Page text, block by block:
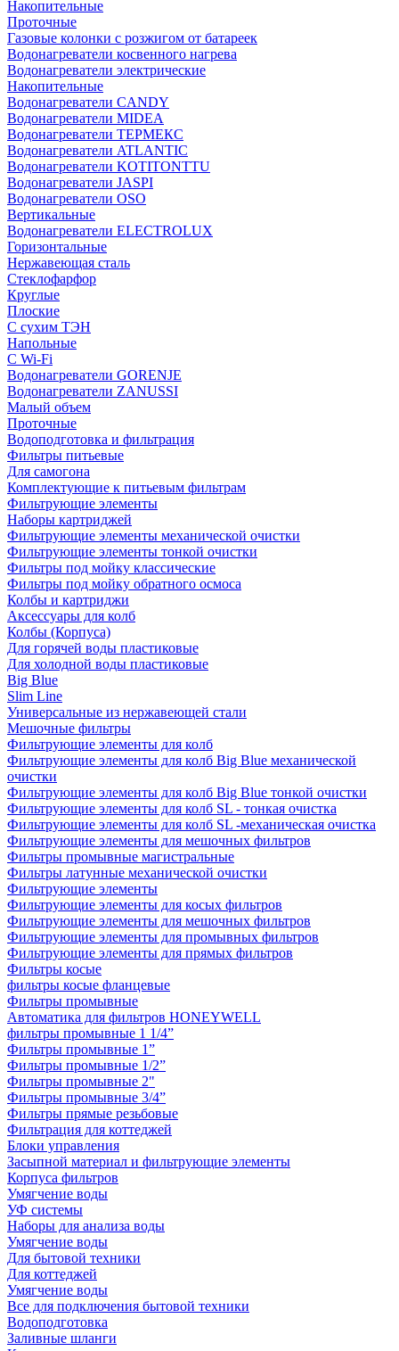
Накопительные
Проточные
Газовые колонки с розжигом от батареек
Водонагреватели косвенного нагрева
Водонагреватели электрические
Накопительные
Водонагреватели CANDY
Водонагреватели MIDEA
Водонагреватели ТЕРМЕКС
Водонагреватели ATLANTIC
Водонагреватели KOTITONTTU
Водонагреватели JASPI
Водонагреватели OSO
Вертикальные
Водонагреватели ELECTROLUX
Горизонтальные
Нержавеющая сталь
Стеклофарфор
Круглые
Плоские
С сухим ТЭН
Напольные
С Wi-Fi
Водонагреватели GORENJE
Водонагреватели ZANUSSI
Малый объем
Проточные
Водоподготовка и фильтрация
Фильтры питьевые
Для самогона
Комплектующие к питьевым фильтрам
Фильтрующие элементы
Наборы картриджей
Фильтрующие элементы механической очистки
Фильтрующие элементы тонкой очистки
Фильтры под мойку классические
Фильтры под мойку обратного осмоса
Колбы и картриджи
Аксессуары для колб
Колбы (Корпуса)
Для горячей воды пластиковые
Для холодной воды пластиковые
Big Blue
Slim Line
Универсальные из нержавеющей стали
Мешочные фильтры
Фильтрующие элементы для колб
Фильтрующие элементы для колб Big Blue механической
очистки
Фильтрующие элементы для колб Big Blue тонкой очистки
Фильтрующие элементы для колб SL - тонкая очистка
Фильтрующие элементы для колб SL -механическая очистка
Фильтрующие элементы для мешочных фильтров
Фильтры промывные магистральные
Фильтры латунные механической очистки
Фильтрующие элементы
Фильтрующие элементы для косых фильтров
Фильтрующие элементы для мешочных фильтров
Фильтрующие элементы для промывных фильтров
Фильтрующие элементы для прямых фильтров
Фильтры косые
фильтры косые фланцевые
Фильтры промывные
Автоматика для фильтров HONEYWELL
фильтры промывные 1 1/4”
Фильтры промывные 1”
Фильтры промывные 1/2”
Фильтры промывные 2"
Фильтры промывные 3/4”
Фильтры прямые резьбовые
Фильтрация для коттеджей
Блоки управления
Засыпной материал и фильтрующие элементы
Корпуса фильтров
Умягчение воды
УФ системы
Наборы для анализа воды
Умягчение воды
Для бытовой техники
Для коттеджей
Умягчение воды
Все для подключения бытовой техники
Водоподготовка
Заливные шланги